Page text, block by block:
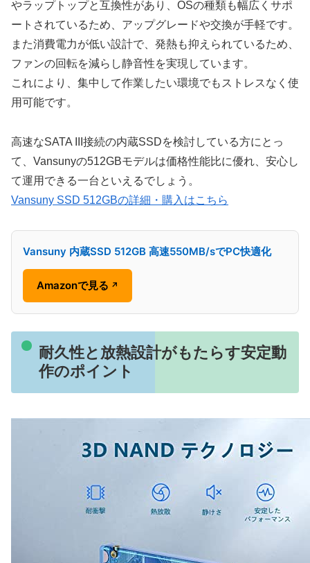
やラップトップと互換性があり、OSの種類も幅広くサポ
ートされているため、アップグレードや交換が手軽です。
また消費電力が低い設計で、発熱も抑えられているため、
ファンの回転を減らし静音性を実現しています。
これにより、集中して作業したい環境でもストレスなく使
用可能です。
高速なSATA III接続の内蔵SSDを検討している方にとっ
て、Vansunyの512GBモデルは価格性能比に優れ、安心し
て運用できる一台といえるでしょう。
Vansuny SSD 512GBの詳細・購入はこちら
Vansuny 内蔵SSD 512GB 高速550MB/sでPC快適化
Amazonで見る ↗
耐久性と放熱設計がもたらす安定動
作のポイント